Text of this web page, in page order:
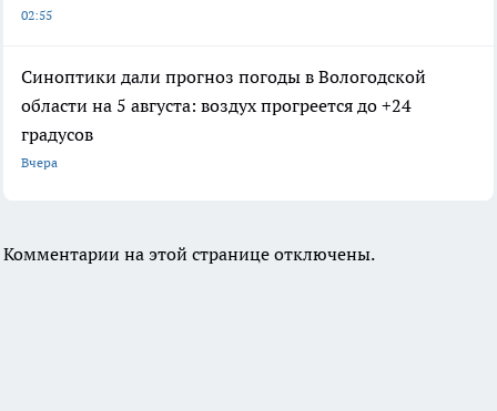
02:55
Синоптики дали прогноз погоды в Вологодской
области на 5 августа: воздух прогреется до +24
градусов
Вчера
Комментарии на этой странице отключены.